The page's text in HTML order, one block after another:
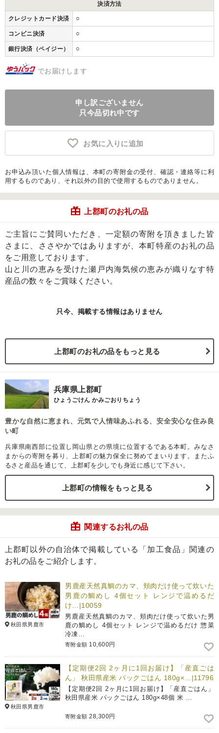
決済方法
クレジットカード決済 ○
コンビニ決済 ○
銀行決済（ペイジー） ○
でお届けします
申し訳ございません
只今品切れ中です
お気に入りに追加
お申込み頂いた個人情報は、本町の寄附金の受付、確認・連絡等に利
用するものであり、それ以外の目的で使用するものでありません。
上郡町のお礼の品
ご主旨にご賛同いただき、一定額の寄附を頂きました皆
さまに、ささやかではありますが、本町特産のお礼の品
をご用意しております。
山と川の恵みを受けた瀬戸内海気候の恵みが織りなす特
産品の数々をご賞味ください。
只今、掲載する情報はありません
上郡町のお礼の品をもっと見る
兵庫県上郡町
ひょうごけん かみごおりちょう
豊かな自然に恵まれ、元気で人情味あふれる、安全安心な住み良
い町
兵庫県南西部に位置し岡山県との県境に位置するである本町。みなさ
まからの寄附を募り、上郡町の魅力保全に努めてまいります。またふ
るさと産品を通じて、上郡町を少しでも身近に感じて下さい。
上郡町の情報をもっと見る
関連するお礼の品
上郡町以外の自治体で掲載している「加工食品」関連の
お礼の品をご紹介します。
秋田県男鹿市
男鹿産天然真鯛のカマ、頬肉だけ使って炊いた
男鹿の鯛めし 4個セット レンジで温めるだ
け…|10059
男鹿産天然真鯛のカマ、頬肉だけ使って炊いた男
鹿の鯛めし 4個セット レンジで温めるだけ 惣菜
冷凍…
寄附金額 10,600円
秋田県男鹿市
【定期便2回 2ヶ月に1回お届け】「産直ごは
ん」 秋田県産米 パックごはん 180g×…|11796
【定期便2回 2ヶ月に1回お届け】「産直ごはん」
秋田県産米 パックごはん 180g×48個 米 …
寄附金額 28,300円